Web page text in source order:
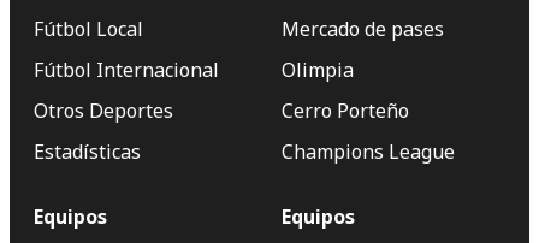
Fútbol Local
Fútbol Internacional
Otros Deportes
Estadísticas
Mercado de pases
Olimpia
Cerro Porteño
Champions League
Equipos
Equipos